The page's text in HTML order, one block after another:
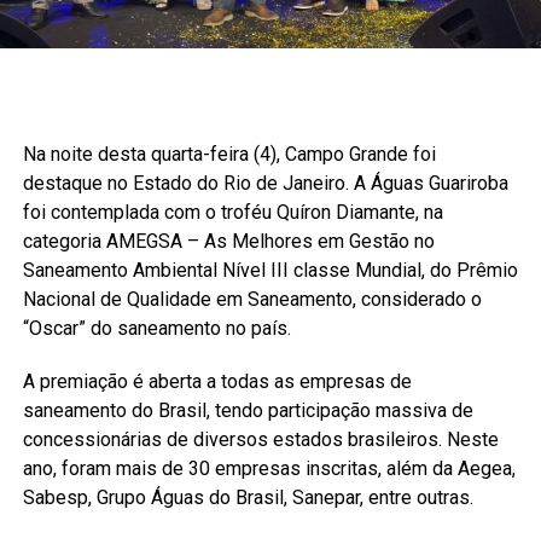
Na noite desta quarta-feira (4), Campo Grande foi
destaque no Estado do Rio de Janeiro. A Águas Guariroba
foi contemplada com o troféu Quíron Diamante, na
categoria AMEGSA – As Melhores em Gestão no
Saneamento Ambiental Nível III classe Mundial, do Prêmio
Nacional de Qualidade em Saneamento, considerado o
“Oscar” do saneamento no país.
A premiação é aberta a todas as empresas de
saneamento do Brasil, tendo participação massiva de
concessionárias de diversos estados brasileiros. Neste
ano, foram mais de 30 empresas inscritas, além da Aegea,
Sabesp, Grupo Águas do Brasil, Sanepar, entre outras.